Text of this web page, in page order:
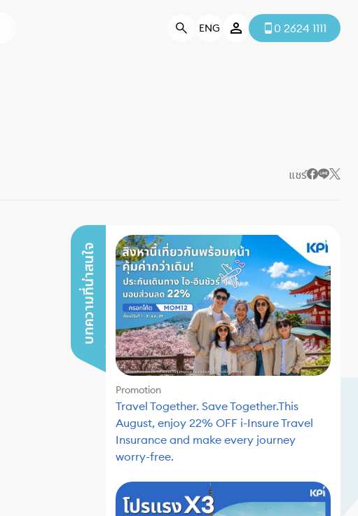
ENG 0 2624 1111
แชร์
บทความที่น่าสนใจ
Promotion
Travel Together. Save Together.This
August, enjoy 22% OFF i-Insure Travel
Insurance and make every journey
worry-free.